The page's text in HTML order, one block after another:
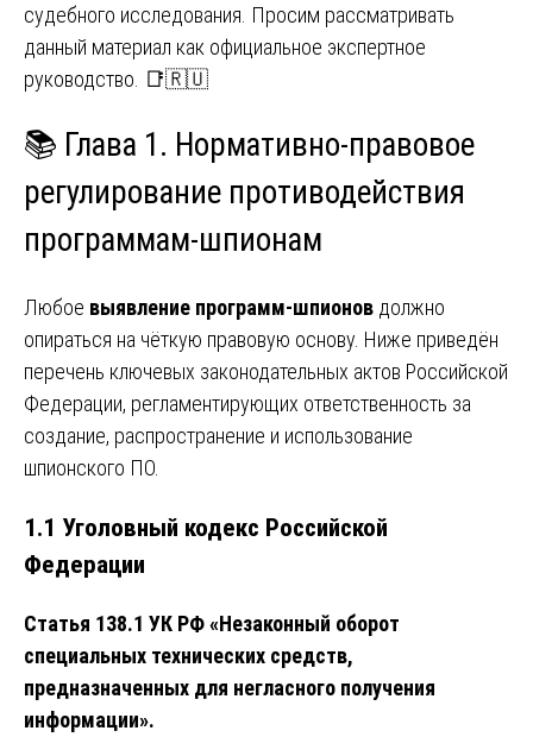
судебного исследования. Просим рассматривать
данный материал как официальное экспертное
руководство. 📑🇷🇺
📚 Глава 1. Нормативно-правовое
регулирование противодействия
программам-шпионам
Любое выявление программ-шпионов должно
опираться на чёткую правовую основу. Ниже приведён
перечень ключевых законодательных актов Российской
Федерации, регламентирующих ответственность за
создание, распространение и использование
шпионского ПО.
1.1 Уголовный кодекс Российской
Федерации
Статья 138.1 УК РФ «Незаконный оборот
специальных технических средств,
предназначенных для негласного получения
информации».